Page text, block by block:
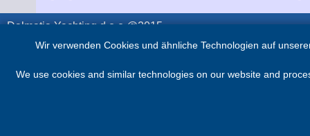
Wir verwenden Cookies und ähnliche Technologien auf
We use cookies and similar technologies on our website and
Dalmatia Yachting d.o.o @2015